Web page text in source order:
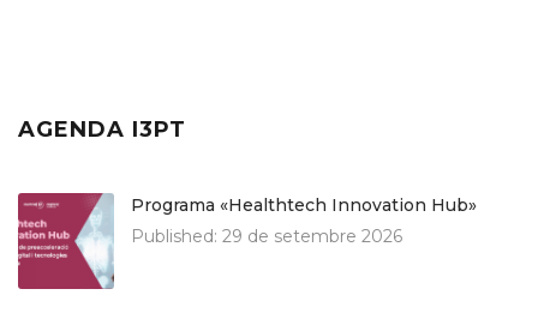
AGENDA I3PT
Programa «Healthtech Innovation Hub»
Published: 29 de setembre 2026